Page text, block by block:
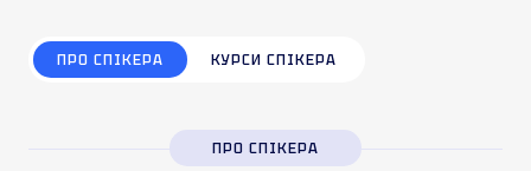
ПРО СПІКЕРА КУРСИ СПІКЕРА
ПРО СПІКЕРА